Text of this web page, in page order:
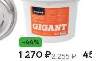
-44%
1 270 ₽2 255 ₽